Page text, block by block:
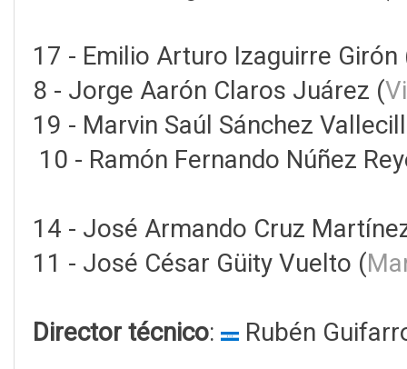
17 - Emilio Arturo Izaguirre Girón
8 - Jorge Aarón Claros Juárez (
19 - Marvin Saúl Sánchez
10 - Ramón Fernando Núñez
14 - José Armando Cruz
11 - José César Güity Vuelto (
Director técnico: Rubén